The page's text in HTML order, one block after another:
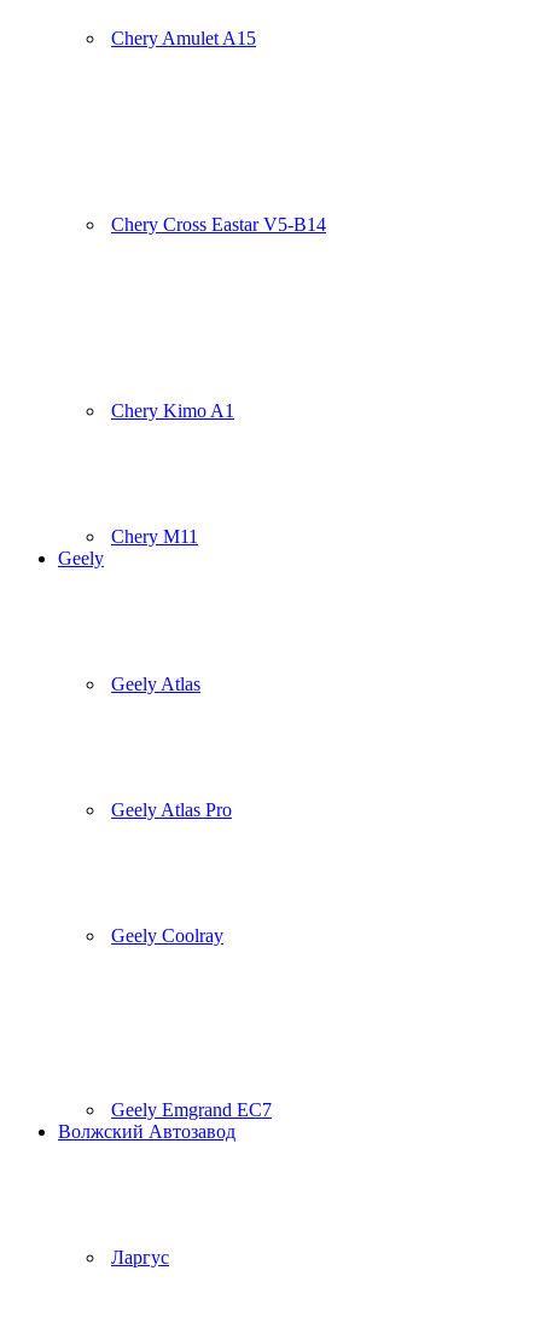
Chery Amulet A15
Chery Cross Eastar V5-B14
Chery Kimo A1
Chery M11
Geely
Geely Atlas
Geely Atlas Pro
Geely Coolray
Geely Emgrand EC7
Волжский Автозавод
Ларгус